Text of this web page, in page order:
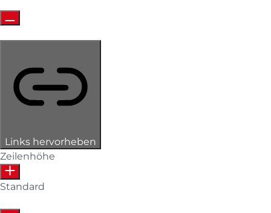
Links hervorheben
Zeilenhöhe
Standard